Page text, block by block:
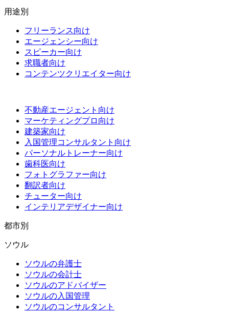
用途別
フリーランス向け
エージェンシー向け
スピーカー向け
求職者向け
コンテンツクリエイター向け
不動産エージェント向け
マーケティングプロ向け
建築家向け
入国管理コンサルタント向け
パーソナルトレーナー向け
歯科医向け
フォトグラファー向け
翻訳者向け
チューター向け
インテリアデザイナー向け
都市別
ソウル
ソウルの弁護士
ソウルの会計士
ソウルのアドバイザー
ソウルの入国管理
ソウルのコンサルタント